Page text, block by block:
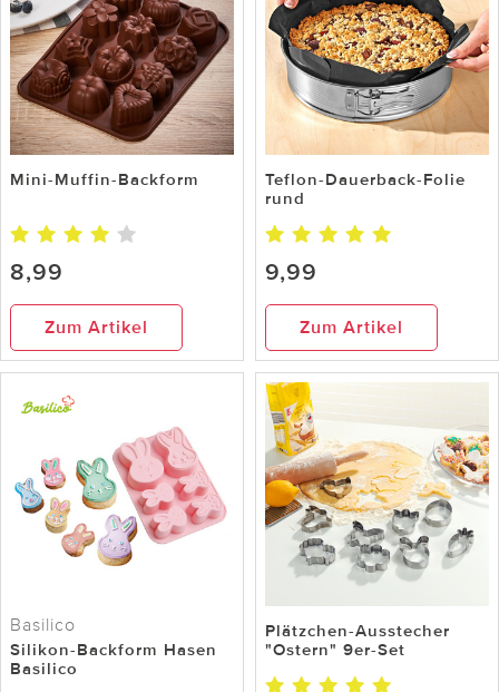
Mini-Muffin-Backform
8,99
Zum Artikel
Teflon-Dauerback-Folie
rund
9,99
Zum Artikel
Basilico
Silikon-Backform Hasen
Basilico
Plätzchen-Ausstecher
"Ostern" 9er-Set